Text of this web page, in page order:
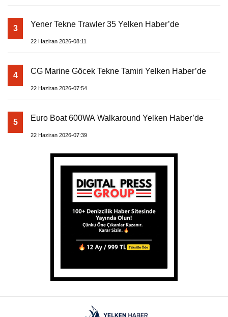
3 Yener Tekne Trawler 35 Yelken Haber’de
22 Haziran 2026-08:11
4 CG Marine Göcek Tekne Tamiri Yelken Haber’de
22 Haziran 2026-07:54
5 Euro Boat 600WA Walkaround Yelken Haber’de
22 Haziran 2026-07:39